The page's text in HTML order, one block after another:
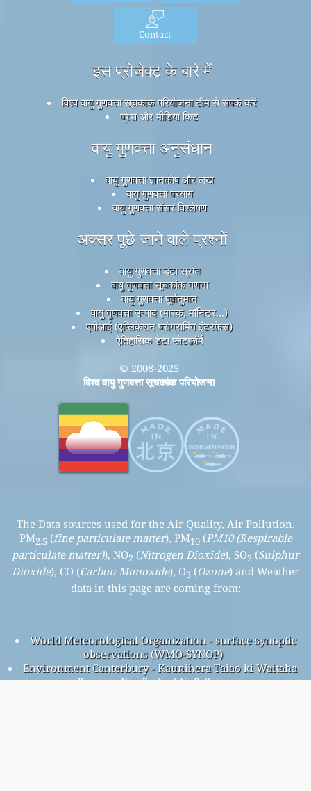
Contact
इस प्रोजेक्ट के बारे में
विश्व वायु गुणवत्ता सूचकांक परियोजना टीम से संपर्क करें
प्रेस और मीडिया किट
वायु गुणवत्ता अनुसंधान
वायु गुणवत्ता ज्ञानकोष और लेख
वायु गुणवत्ता प्रयोग
वायु गुणवत्ता सेंसर विश्लेषण
अक्सर पूछे जाने वाले प्रश्नों
वायु गुणवत्ता डेटा स्रोत
वायु गुणवत्ता सूचकांक गणना
वायु गुणवत्ता पूर्वानुमान
वायु गुणवत्ता उत्पाद (मास्क, मॉनिटर...)
एपीआई (एप्लिकेशन प्रोग्रामिंग इंटरफ़ेस)
ऐतिहासिक डेटा प्लेटफ़ॉर्म
© 2008-2025
विश्व वायु गुणवत्ता सूचकांक परियोजना
The Data sources used for the Air Quality, Air Pollution,
PM2.5 (fine particulate matter), PM10(PM10 (Respirable
particulate matter)), NO2 (Nitrogen Dioxide), SO2 (Sulphur
Dioxide), CO (Carbon Monoxide), O3 (Ozone) and Weather
data in this page are coming from:
World Meteorological Organization - surface synoptic
observations (WMO-SYNOP)
Environment Canterbury - Kaunihera Taiao ki Waitaha
Rangiora, New Zealand Air Pollution